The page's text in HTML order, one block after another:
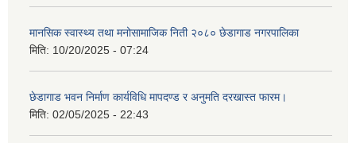
मानसिक स्वास्थ्य तथा मनोसामाजिक निती २०८० छेडागाड नगरपालिका
मिति: 10/20/2025 - 07:24
छेडागाड भवन निर्माण कार्यविधि मापदण्ड र अनुमति दरखास्त फारम।
मिति: 02/05/2025 - 22:43